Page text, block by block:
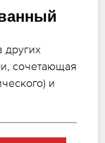
других
сочетающая
и